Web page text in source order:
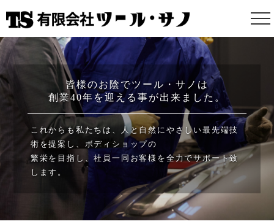
皆様のお陰でツール・サノは
創業40年を迎える事が出来ました。
これからも私たちは、人と自然にやさしい最先端技
術を提案し、ボディショップの
繁栄を目指し、社員一同お客様を全力でサポート致
します。